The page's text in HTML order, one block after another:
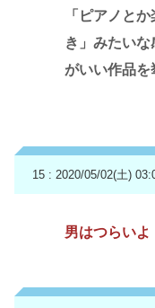
「ピアノと
き」みたい
がいい作品を
15 : 2020/05/02(土)
男はつらいよ